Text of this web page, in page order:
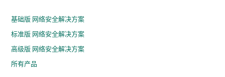
基础版 网络安全解决方案
标准版 网络安全解决方案
高级版 网络安全解决方案
所有产品